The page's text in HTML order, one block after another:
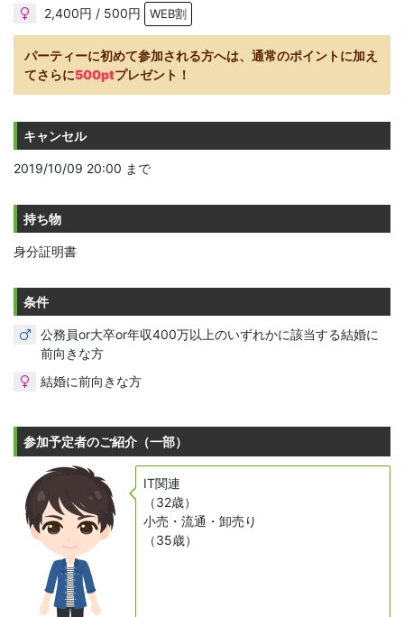
2,400円 / 500円 WEB割
パーティーに初めて参加される方へは、通常のポイントに加え
てさらに500ptプレゼント！
キャンセル
2019/10/09 20:00 まで
持ち物
身分証明書
条件
公務員or大卒or年収400万以上のいずれかに該当する結婚に
前向きな方
結婚に前向きな方
参加予定者のご紹介（一部）
IT関連
（32歳）
小売・流通・卸売り
（35歳）